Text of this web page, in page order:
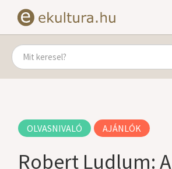
OLVASNIVALÓ AJÁNLÓK
Robert Ludlum: A